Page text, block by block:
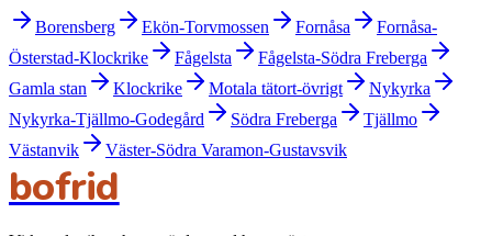
Borensberg Ekön-Torvmossen Fornåsa
Fornåsa-
Österstad-Klockrike
Fågelsta
Fågelsta-Södra Freberga
Gamla stan
Klockrike Motala tätort-övrigt
Nykyrka
Nykyrka-Tjällmo-Godegård
Södra Freberga
Tjällmo
Västanvik
Väster-Södra Varamon-Gustavsvik
bofrid